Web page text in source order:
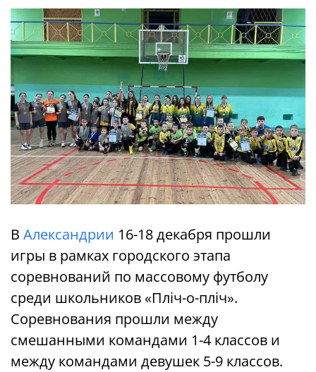
В Александрии 16-18 декабря прошли
игры в рамках городского этапа
соревнований по массовому футболу
среди школьников «Пліч-о-пліч».
Соревнования прошли между
смешанными командами 1-4 классов и
между командами девушек 5-9 классов.